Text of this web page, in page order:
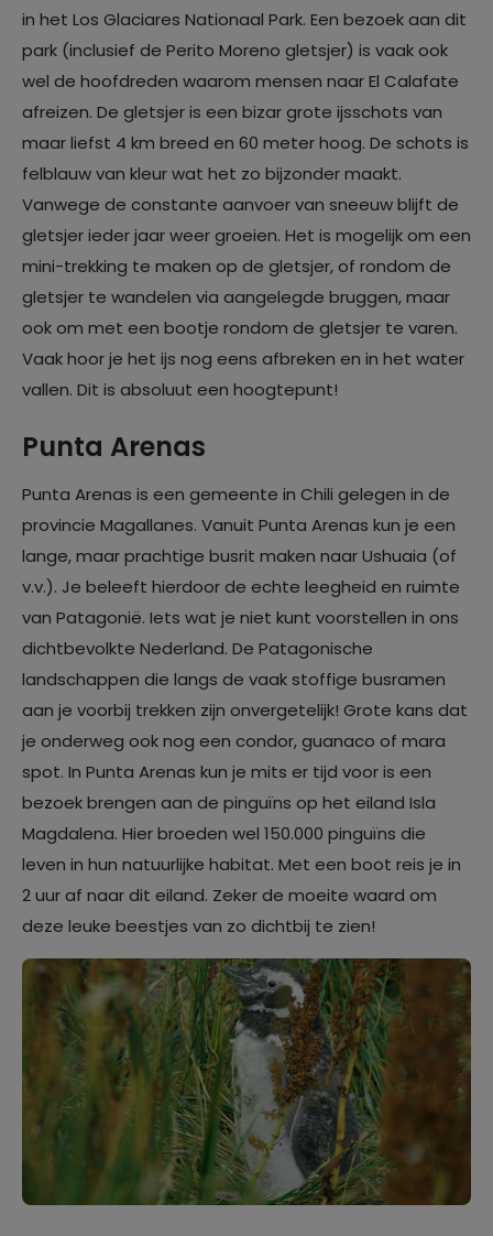
in het Los Glaciares Nationaal Park. Een bezoek aan dit
park (inclusief de Perito Moreno gletsjer) is vaak ook
wel de hoofdreden waarom mensen naar El Calafate
afreizen. De gletsjer is een bizar grote ijsschots van
maar liefst 4 km breed en 60 meter hoog. De schots is
felblauw van kleur wat het zo bijzonder maakt.
Vanwege de constante aanvoer van sneeuw blijft de
gletsjer ieder jaar weer groeien. Het is mogelijk om een
mini-trekking te maken op de gletsjer, of rondom de
gletsjer te wandelen via aangelegde bruggen, maar
ook om met een bootje rondom de gletsjer te varen.
Vaak hoor je het ijs nog eens afbreken en in het water
vallen. Dit is absoluut een hoogtepunt!
Punta Arenas
Punta Arenas is een gemeente in Chili gelegen in de
provincie Magallanes. Vanuit Punta Arenas kun je een
lange, maar prachtige busrit maken naar Ushuaia (of
v.v.). Je beleeft hierdoor de echte leegheid en ruimte
van Patagonië. Iets wat je niet kunt voorstellen in ons
dichtbevolkte Nederland. De Patagonische
landschappen die langs de vaak stoffige busramen
aan je voorbij trekken zijn onvergetelijk! Grote kans dat
je onderweg ook nog een condor, guanaco of mara
spot. In Punta Arenas kun je mits er tijd voor is een
bezoek brengen aan de pinguïns op het eiland Isla
Magdalena. Hier broeden wel 150.000 pinguïns die
leven in hun natuurlijke habitat. Met een boot reis je in
2 uur af naar dit eiland. Zeker de moeite waard om
deze leuke beestjes van zo dichtbij te zien!